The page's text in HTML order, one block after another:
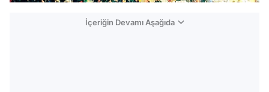
İçeriğin Devamı Aşağıda